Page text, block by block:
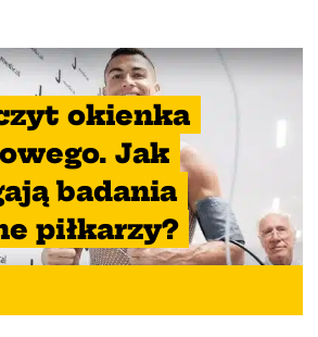
okienka
Jak
badania
piłkarzy?